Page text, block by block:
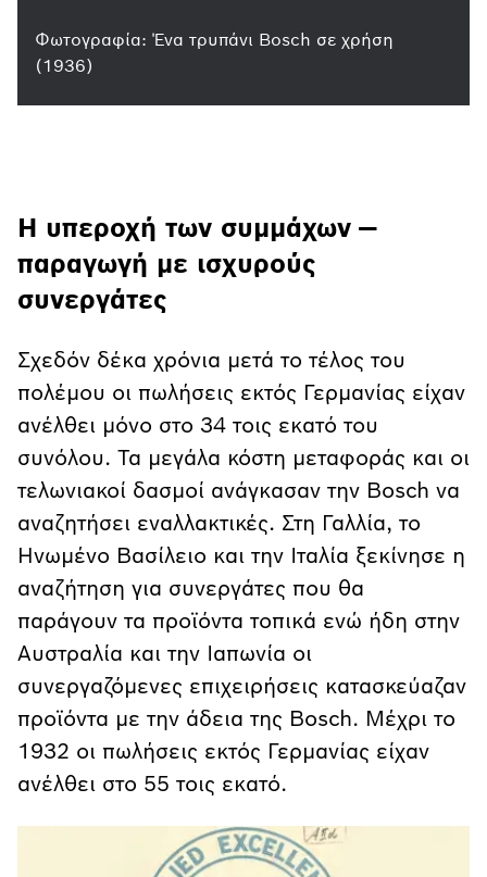
Φωτογραφία: Ένα τρυπάνι Bosch σε χρήση
(1936)
Η υπεροχή των συμμάχων —
παραγωγή με ισχυρούς
συνεργάτες
Σχεδόν δέκα χρόνια μετά το τέλος του
πολέμου οι πωλήσεις εκτός Γερμανίας είχαν
ανέλθει μόνο στο 34 τοις εκατό του
συνόλου. Τα μεγάλα κόστη μεταφοράς και οι
τελωνιακοί δασμοί ανάγκασαν την Bosch να
αναζητήσει εναλλακτικές. Στη Γαλλία, το
Ηνωμένο Βασίλειο και την Ιταλία ξεκίνησε η
αναζήτηση για συνεργάτες που θα
παράγουν τα προϊόντα τοπικά ενώ ήδη στην
Αυστραλία και την Ιαπωνία οι
συνεργαζόμενες επιχειρήσεις κατασκεύαζαν
προϊόντα με την άδεια της Bosch. Μέχρι το
1932 οι πωλήσεις εκτός Γερμανίας είχαν
ανέλθει στο 55 τοις εκατό.